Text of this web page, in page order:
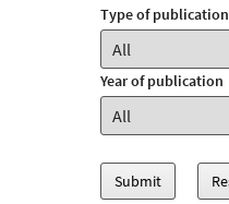
Type of publication
Year of publication